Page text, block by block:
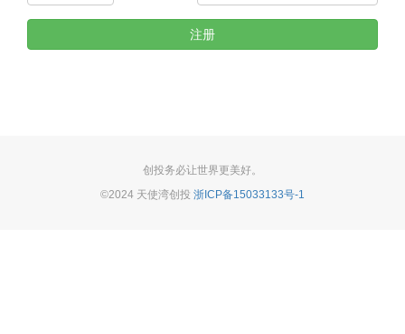
创投务必让世界更美好。
©2024 天使湾创投 浙ICP备15033133号-1